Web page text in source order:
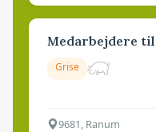
Medarbejdere
Grise
9681, Ranum